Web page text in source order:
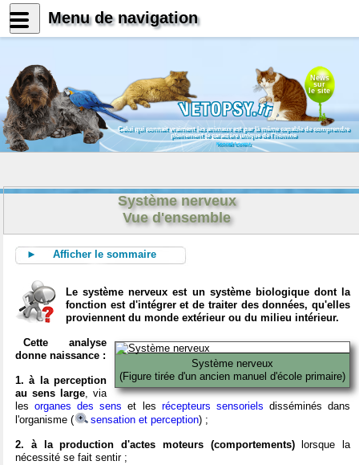
News
sur
le site
Celui qui connait vraiment les animaux est par là même capable de comprendre
pleinement le caractère unique de l'homme
Konrad Lorenz
Système nerveux
Vue d'ensemble
► Afficher le sommaire
Le système nerveux est un système biologique dont la
fonction est d'intégrer et de traiter des données, qu'elles
proviennent du monde extérieur ou du milieu intérieur.
Système nerveux
(Figure tirée d'un ancien manuel d'école primaire)
Cette analyse
donne naissance :
1. à la perception
au sens large, via
lesorganes des sens et les récepteurs sensoriels disséminés dans
l'organisme (
sensation et perception) ;
2. à la production d'actes moteurs (comportements)lorsque la
nécessité se fait sentir ;
Menu de navigation